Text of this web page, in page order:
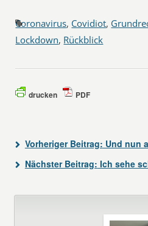
Coronavirus, Covidiot,
Lockdown, Rückblick
drucken PDF
Vorheriger Beitrag: Und nun
Nächster Beitrag: Ich sehe